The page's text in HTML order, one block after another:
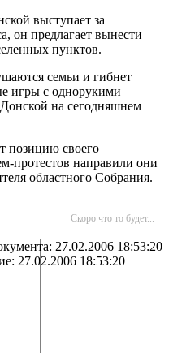
выступает за
он предлагает вынести
пунктов.
семьи и гибнет
игры с однорукими
на сегодняшнем
позицию своего
протестов направили они
областного Собрания.
Скоро что то будет...
27.02.2006 18:53:20
27.02.2006 18:53:20